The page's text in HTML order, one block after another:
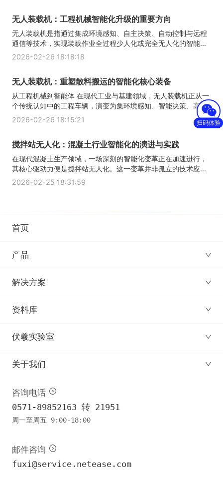
无人装载机：工程机械智能化升级的重要方向
无人装载机是指通过集成环境感知、自主决策、自动控制与远程
通信等技术，实现装载作业全过程少人化或完全无人化的智能...
2026-02-26 18:18:18
无人装载机：重塑散料搬运的智能化核心装备
从工程机械到智能体 在现代工业与基建领域，无人装载机正从一
个传统认知中的工程车辆，演变为集环境感知、智能决策、高...
2026-02-26 18:15:21
搅拌站无人化：混凝土行业智能化的演进与实践
在现代混凝土生产领域，一场深刻的智能化变革正在加速进行，
其核心驱动力便是搅拌站无人化。这一变革并非孤立的技术应...
2026-02-25 18:31:59
首页
产品
解决方案
资料库
伏羲实验室
关于我们
咨询电话
0571-89852163 转 21951
周一至周五 9:00-18:00
邮件咨询
fuxi@service.netease.com
扫码体验